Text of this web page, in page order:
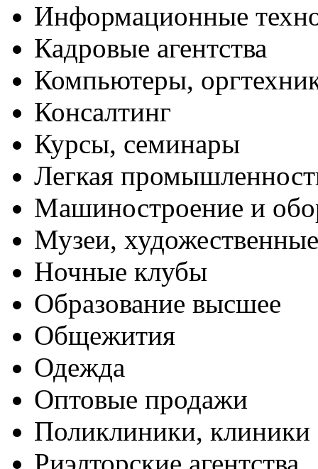
Информационные
Кадровые агентства
Компьютеры,
Консалтинг
Курсы, семинары
Легкая
Машиностроение и
Музеи,
Ночные клубы
Образование высшее
Общежития
Одежда
Оптовые продажи
Поликлиники, клиники